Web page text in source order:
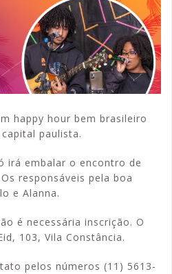
happy hour bem brasileiro
paulista.
irá embalar o encontro de
responsáveis pela boa
e Alanna.
é necessária inscrição. O
103, Vila Constância.
pelos números (11) 5613-